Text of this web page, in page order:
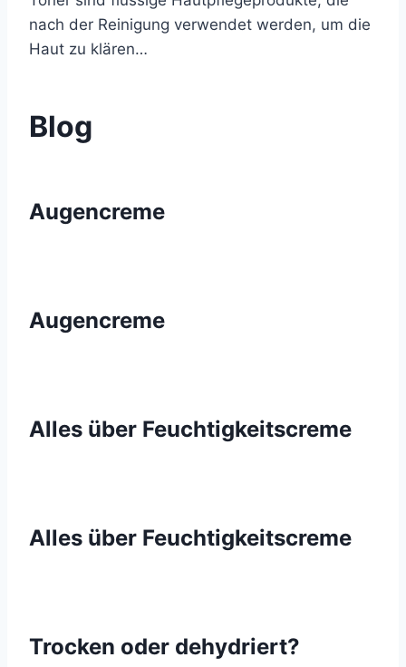
nach der Reinigung verwendet werden, um die
Haut zu klären…
Blog
Augencreme
Augencreme
Alles über Feuchtigkeitscreme
Alles über Feuchtigkeitscreme
Trocken oder dehydriert?